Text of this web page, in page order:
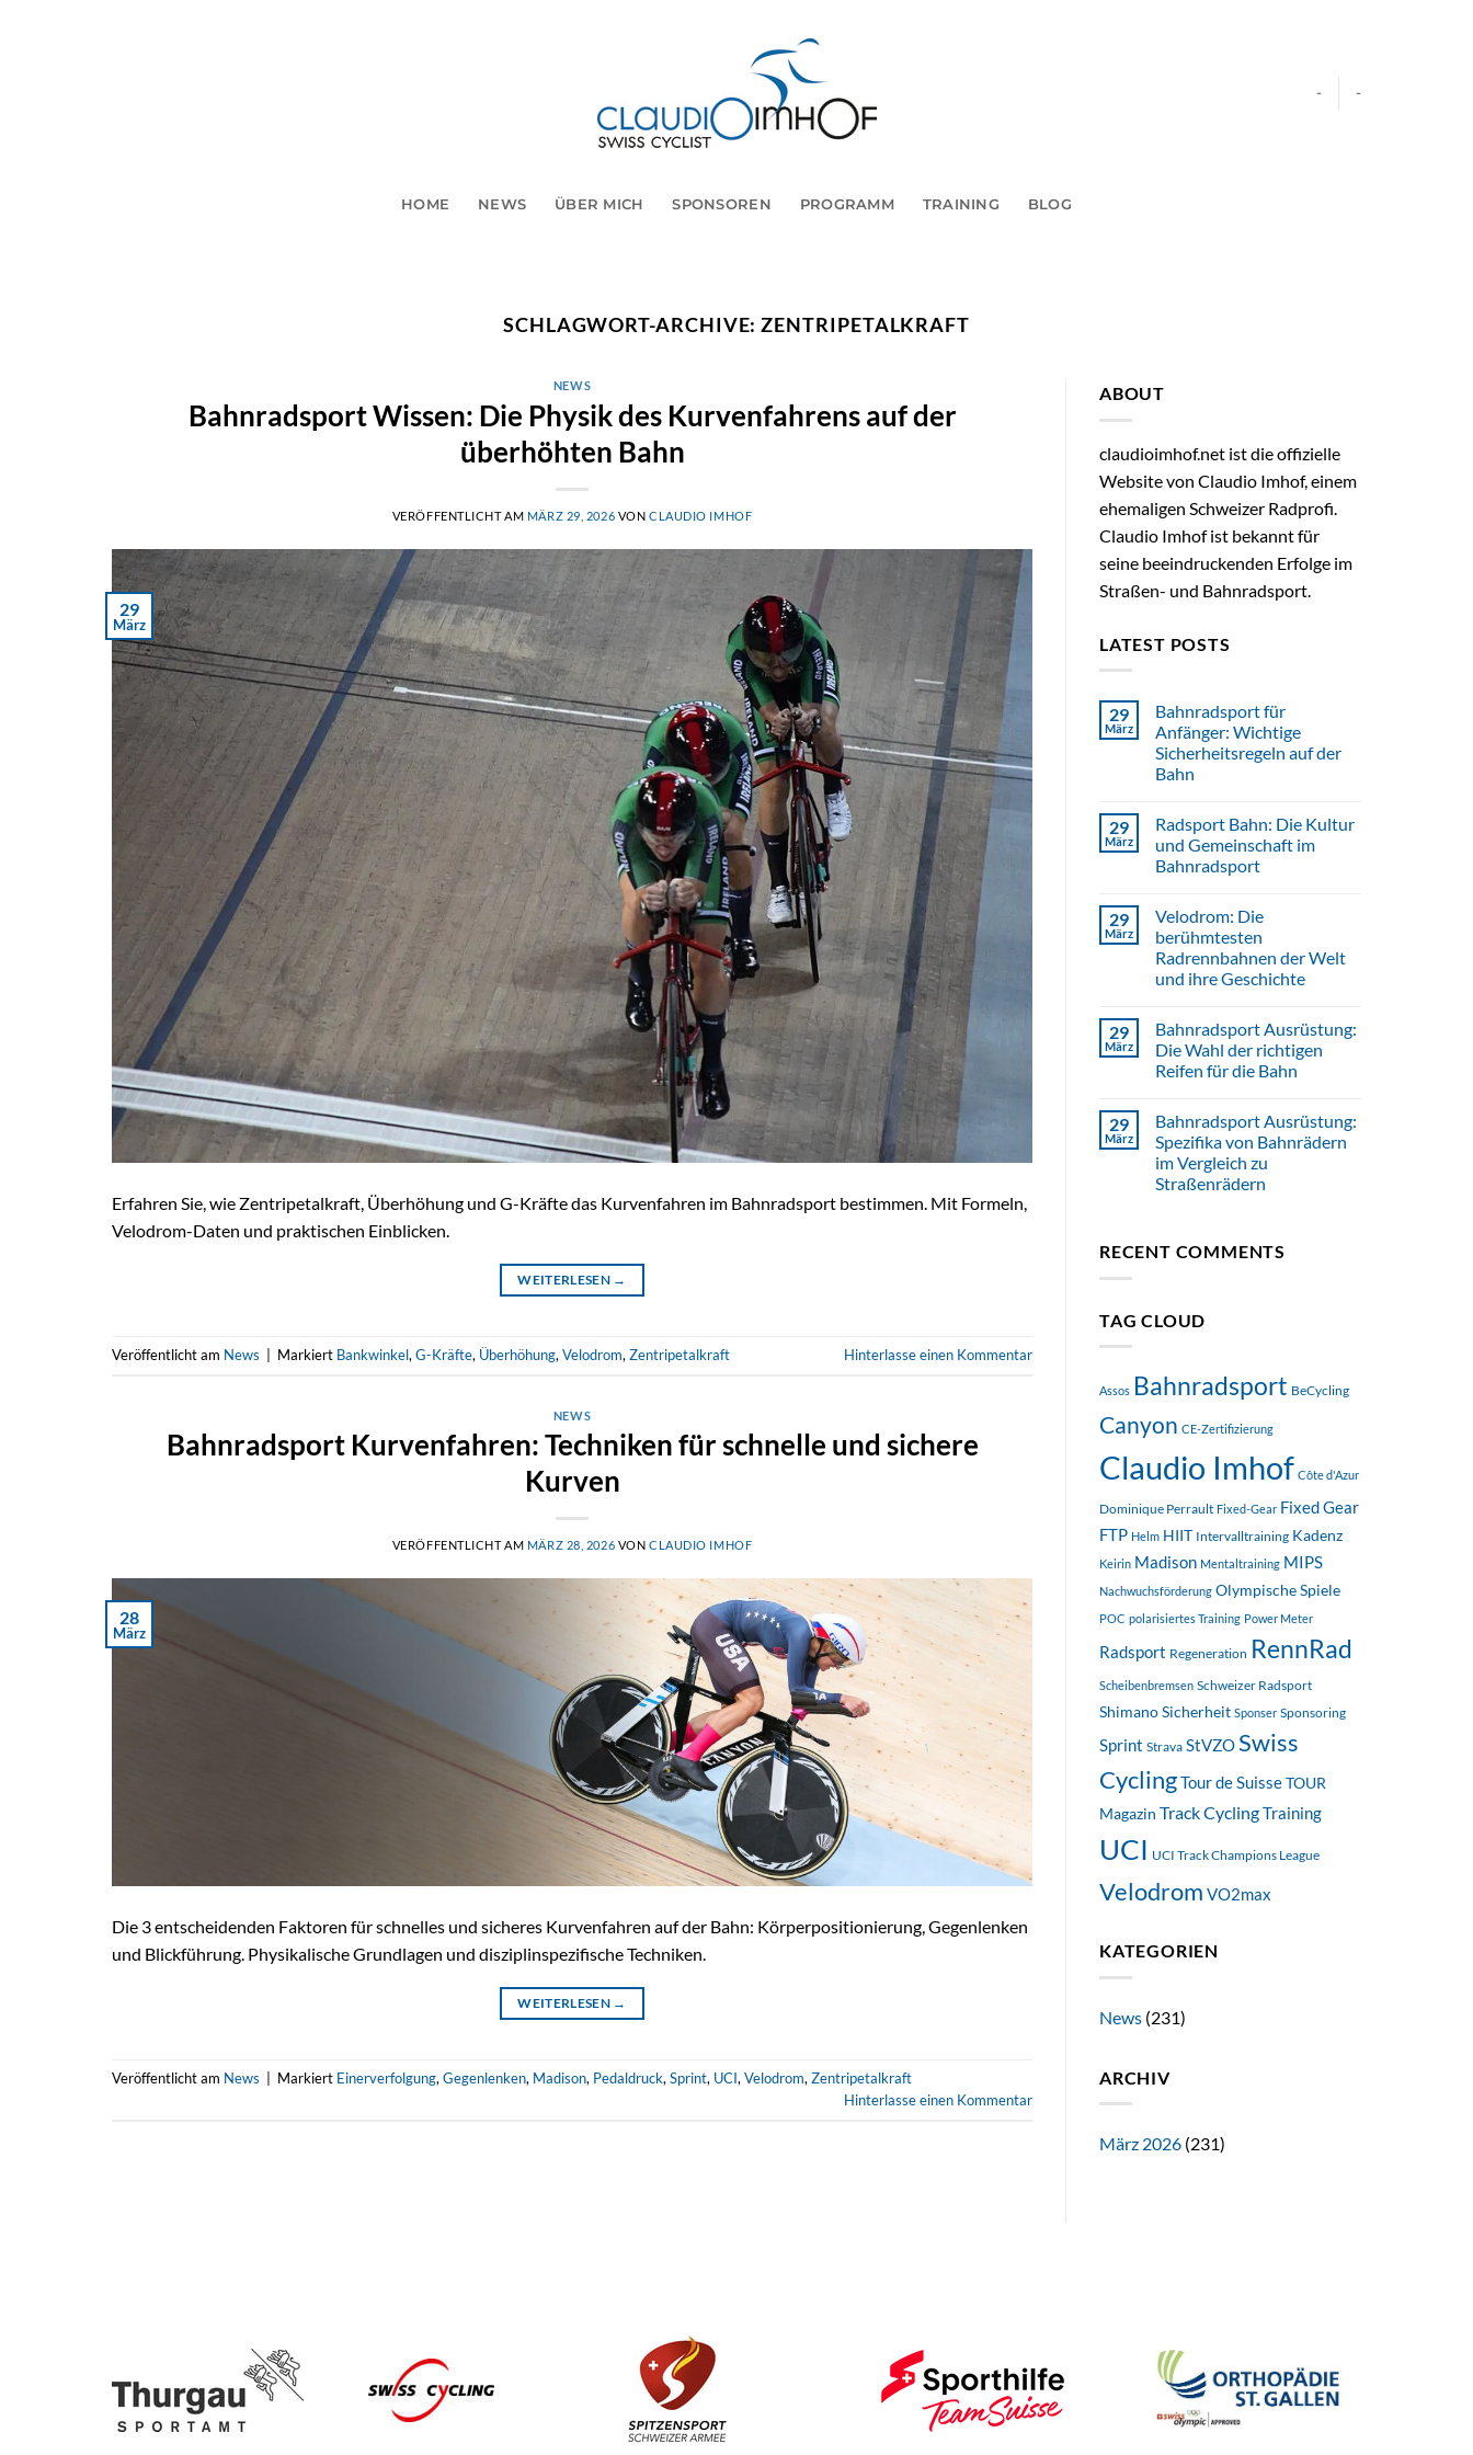
- -
HOME NEWS ÜBER MICH SPONSOREN PROGRAMM TRAINING BLOG
SCHLAGWORT-ARCHIVE:ZENTRIPETALKRAFT
NEWS
Bahnradsport Wissen: Die Physik des Kurvenfahrens auf der
überhöhten Bahn
VERÖFFENTLICHT AM MÄRZ 29, 2026 VON CLAUDIO IMHOF
29
März
Erfahren Sie, wie Zentripetalkraft, Überhöhung und G-Kräfte das Kurvenfahren im Bahnradsport bestimmen. Mit Formeln,
Velodrom-Daten und praktischen Einblicken.
WEITERLESEN →
Veröffentlicht am News Markiert Bankwinkel, G-Kräfte, Überhöhung, Velodrom, Zentripetalkraft Hinterlasse einen Kommentar
NEWS
Bahnradsport Kurvenfahren: Techniken für schnelle und sichere
Kurven
VERÖFFENTLICHT AM MÄRZ 28, 2026 VON CLAUDIO IMHOF
28
März
Die 3 entscheidenden Faktoren für schnelles und sicheres Kurvenfahren auf der Bahn: Körperpositionierung, Gegenlenken
und Blickführung. Physikalische Grundlagen und disziplinspezifische Techniken.
WEITERLESEN →
Veröffentlicht am News Markiert Einerverfolgung, Gegenlenken, Madison, Pedaldruck, Sprint, UCI, Velodrom, Zentripetalkraft
Hinterlasse einen Kommentar
ABOUT
claudioimhof.net ist die offizielle
Website von Claudio Imhof, einem
ehemaligen Schweizer Radprofi.
Claudio Imhof ist bekannt für
seine beeindruckenden Erfolge im
Straßen- und Bahnradsport.
LATEST POSTS
29
März
Bahnradsport für
Anfänger: Wichtige
Sicherheitsregeln auf der
Bahn
29
März
Radsport Bahn: Die Kultur
und Gemeinschaft im
Bahnradsport
29
März
Velodrom: Die
berühmtesten
Radrennbahnen der Welt
und ihre Geschichte
29
März
Bahnradsport Ausrüstung:
Die Wahl der richtigen
Reifen für die Bahn
29
März
Bahnradsport Ausrüstung:
Spezifika von Bahnrädern
im Vergleich zu
Straßenrädern
RECENT COMMENTS
TAG CLOUD
Assos Bahnradsport BeCycling
Canyon CE-Zertifizierung
Claudio Imhof Côte d'Azur
Dominique Perrault Fixed-Gear Fixed Gear
FTP Helm HIIT Intervalltraining Kadenz
Keirin Madison Mentaltraining MIPS
Nachwuchsförderung Olympische Spiele
POC polarisiertes Training Power Meter
Radsport Regeneration RennRad
Scheibenbremsen Schweizer Radsport
ShimanoSicherheit Sponser Sponsoring
Sprint Strava StVZOSwiss
CyclingTour de SuisseTOUR
Magazin Track CyclingTraining
UCI UCI Track Champions League
Velodrom VO2max
KATEGORIEN
News (231)
ARCHIV
März 2026 (231)